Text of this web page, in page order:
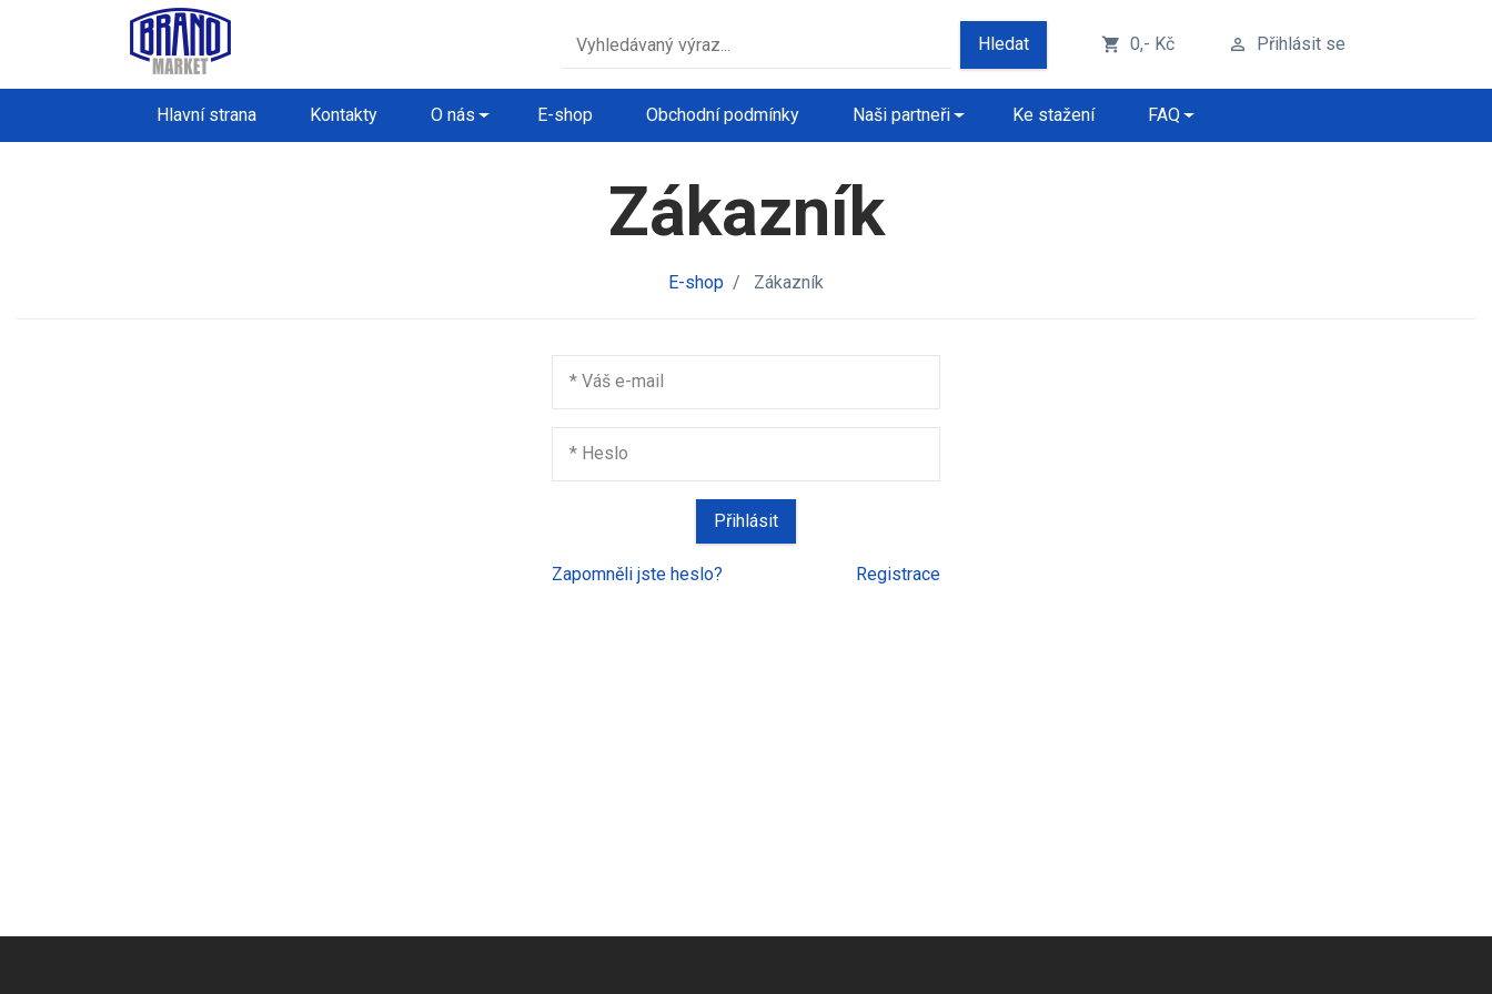
Hledat shopping_cart 0,- Kč perm_identity Přihlásit se
Hlavní strana Kontakty O nás E-shop Obchodní podmínky Naši partneři Ke stažení FAQ
Zákazník
E-shop / Zákazník
* Váš e-mail
* Heslo
Zapomněli jste heslo? Registrace